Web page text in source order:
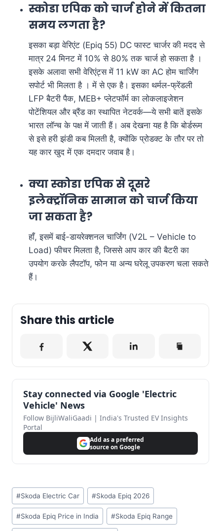
स्कोडा एपिक को चार्ज होने में कितना
समय लगता है?
इसका बड़ा वेरिएंट (Epiq 55) DC फास्ट चार्जर की मदद से
मात्र 24 मिनट में 10% से 80% तक चार्ज हो सकता है ।
इसके अलावा सभी वेरिएंट्स में 11 kW का AC होम चार्जिंग
सपोर्ट भी मिलता है । में से एक है। इसका थर्मल-फ्रेंडली
LFP बैटरी पैक, MEB+ प्लेटफॉर्म का लोकलाइजेशन
पोटेंशियल और ब्रैंड का स्थापित नेटवर्क—ये सभी बातें इसके
भारत लॉन्च के पक्ष में जाती हैं। अब देखना यह है कि बोर्डरूम
से इसे हरी झंडी कब मिलती है, क्योंकि प्रोडक्ट के तौर पर तो
यह कार खुद में एक दमदार जवाब है।
क्या स्कोडा एपिक से दूसरे
इलेक्ट्रॉनिक सामान को चार्ज किया
जा सकता है?
हाँ, इसमें बाई-डायरेक्शनल चार्जिंग (V2L – Vehicle to
Load) फीचर मिलता है, जिससे आप कार की बैटरी का
उपयोग करके लैपटॉप, फोन या अन्य घरेलू उपकरण चला सकते
हैं।
Share this article
Stay connected via Google 'Electric
Vehicle' News
Follow BijliWaliGaadi | India's Trusted EV Insights
Portal
Add as a preferred
source on Google
Post
Tags:
#Skoda Electric Car #Skoda Epiq 2026
#Skoda Epiq Price in India #Skoda Epiq Range